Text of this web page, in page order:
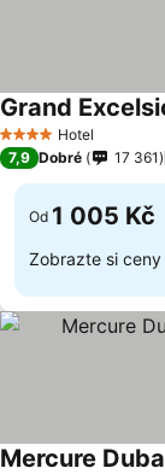
4 Počet hvězdiček
Hotel
Grand
7,9 Dobré 17 361
Od 1 005 Kč
Zobrazte si ceny